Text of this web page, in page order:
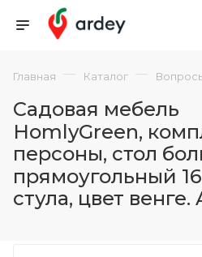
Главная — Каталог —
Садовая мебель
HomlyGreen,
персоны, стол
прямоугольный
стула, цвет венге.